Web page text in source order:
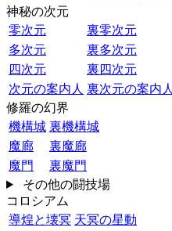
神秘の次元
零次元
裏零次元
多次元
裏多次元
四次元
裏四次元
次元の案内人 裏次元の案内人
修羅の幻界
機構城 裏機構城
魔廊
裏魔廊
魔門
裏魔門
その他の闘技場
コロシアム
導煌と壊冥 天冥の星動